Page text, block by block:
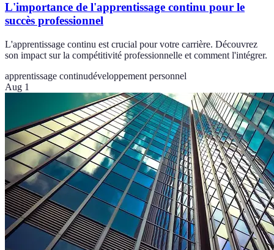
L'importance de l'apprentissage continu pour le
succès professionnel
L'apprentissage continu est crucial pour votre carrière. Découvrez
son impact sur la compétitivité professionnelle et comment l'intégrer.
apprentissage continudéveloppement personnel
Aug 1